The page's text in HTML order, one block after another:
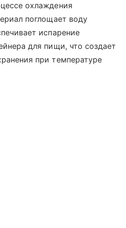
охлаждения
поглощает воду
испарение
для пищи, что создает
при температуре